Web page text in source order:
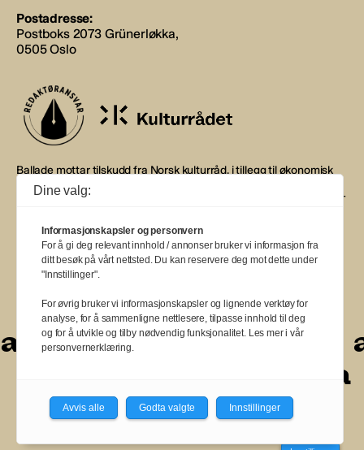
Postadresse:
Postboks 2073 Grünerløkka,
0505 Oslo
Ballade mottar tilskudd fra Norsk kulturråd, i tillegg til økonomisk
støtte fra eierne NOPA, Norsk komponistforening og
Musikkforleggerne. Ballade drives etter Redaktør- og Vær Varsom-
BALLADE — NORGES MUSIKKMAGASIN
aaa
aaa
aa
a
a
Dine valg:
Informasjonskapsler og personvern
For å gi deg relevant innhold / annonser bruker vi informasjon fra
ditt besøk på vårt nettsted. Du kan reservere deg mot dette under
"Innstillinger".
For øvrig bruker vi informasjonskapsler og lignende verktøy for
analyse, for å sammenligne nettlesere, tilpasse innhold til deg
og for å utvikle og tilby nødvendig funksjonalitet. Les mer i vår
personvernerklæring.
Avvis alle Godta valgte Innstillinger